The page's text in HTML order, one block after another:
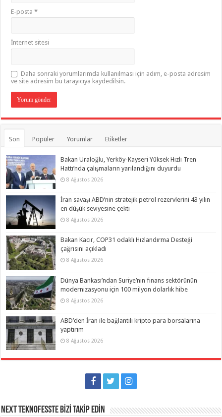
E-posta*
İnternet sitesi
Daha sonraki yorumlarımda kullanılması için adım, e-posta adresim
ve site adresim bu tarayıcıya kaydedilsin.
Son Popüler Yorumlar Etiketler
Bakan Uraloğlu, Yerköy-Kayseri Yüksek Hızlı Tren
Hattı’nda çalışmaların yarılandığını duyurdu
8 Ağustos 2026
İran savaşı ABD’nin stratejik petrol rezervlerini 43 yılın
en düşük seviyesine çekti
8 Ağustos 2026
Bakan Kacır, COP31 odaklı Hızlandırma Desteği
çağrısını açıkladı
8 Ağustos 2026
Dünya Bankası’ndan Suriye’nin finans sektörünün
modernizasyonu için 100 milyon dolarlık hibe
8 Ağustos 2026
ABD’den İran ile bağlantılı kripto para borsalarına
yaptırım
8 Ağustos 2026
NEXT TEKNOFESSTE BİZİ TAKİP EDİN